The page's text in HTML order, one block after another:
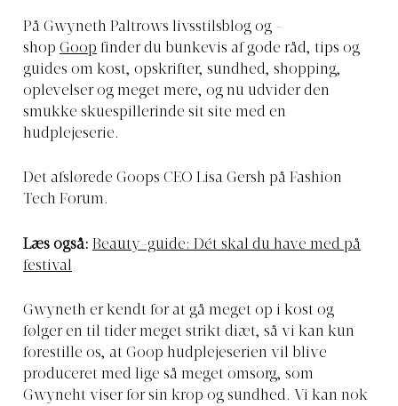
På Gwyneth Paltrows livsstilsblog og -
shop Goop finder du bunkevis af gode råd, tips og
guides om kost, opskrifter, sundhed, shopping,
oplevelser og meget mere, og nu udvider den
smukke skuespillerinde sit site med en
hudplejeserie.
Det afslørede Goops CEO Lisa Gersh på Fashion
Tech Forum.
Læs også: Beauty-guide: Dét skal du have med på
festival
Gwyneth er kendt for at gå meget op i kost og
følger en til tider meget strikt diæt, så vi kan kun
forestille os, at Goop hudplejeserien vil blive
produceret med lige så meget omsorg, som
Gwyneht viser for sin krop og sundhed. Vi kan nok